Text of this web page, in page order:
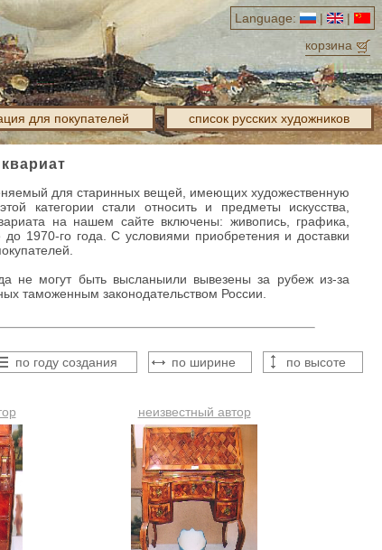
Language: |
|
корзина
для покупателей список русских художников
для старинных вещей, имеющих художественную
категории стали относить и предметы искусства,
на нашем сайте включены: живопись, графика,
1970-го года. С условиями приобретения и доставки
не могут быть высланыили вывезены за рубеж из-за
таможенным законодательством России.
по году создания по ширине по высоте
неизвестный автор